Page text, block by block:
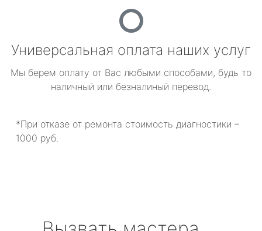
Универсальная оплата наших услуг
Мы берем оплату от Вас любыми способами, будь то
наличный или безналиный перевод.
*При отказе от ремонта стоимость диагностики –
1000 руб.